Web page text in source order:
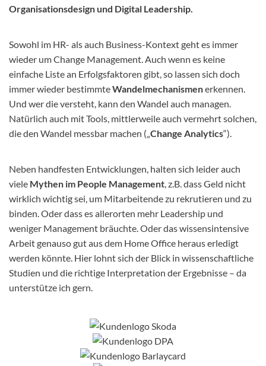
Organisationsdesign und Digital Leadership.
Sowohl im HR- als auch Business-Kontext geht es immer
wieder um Change Management. Auch wenn es keine
einfache Liste an Erfolgsfaktoren gibt, so lassen sich doch
immer wieder bestimmteWandelmechanismenerkennen.
Und wer die versteht, kann den Wandel auch managen.
Natürlich auch mit Tools, mittlerweile auch vermehrt solchen,
die den Wandel messbar machen („Change Analytics“).
Neben handfesten Entwicklungen, halten sich leider auch
viele Mythen im People Management, z.B. dass Geld nicht
wirklich wichtig sei, um Mitarbeitende zu rekrutieren und zu
binden. Oder dass es allerorten mehr Leadership und
weniger Management bräuchte. Oder das wissensintensive
Arbeit genauso gut aus dem Home Office heraus erledigt
werden könnte. Hier lohnt sich der Blick in wissenschaftliche
Studien und die richtige Interpretation der Ergebnisse – da
unterstütze ich gern.